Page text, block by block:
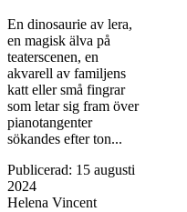
En dinosaurie av lera,
en magisk älva på
teaterscenen, en
akvarell av familjens
katt eller små fingrar
som letar sig fram över
pianotangenter
sökandes efter ton...
Publicerad: 15 augusti
2024
Helena Vincent